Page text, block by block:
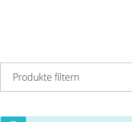
Produkte filtern